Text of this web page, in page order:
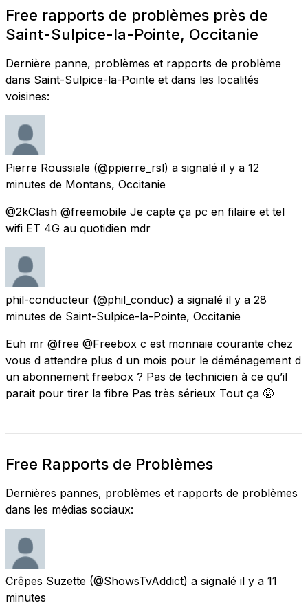
Free rapports de problèmes près de
Saint-Sulpice-la-Pointe, Occitanie
Dernière panne, problèmes et rapports de problème
dans Saint-Sulpice-la-Pointe et dans les localités
voisines:
Pierre Roussiale (@ppierre_rsl) a signalé il y a 12
minutes de Montans, Occitanie
@2kClash @freemobile Je capte ça pc en filaire et tel
wifi ET 4G au quotidien mdr
phil-conducteur (@phil_conduc) a signalé il y a 28
minutes de Saint-Sulpice-la-Pointe, Occitanie
Euh mr @free @Freebox c est monnaie courante chez
vous d attendre plus d un mois pour le déménagement d
un abonnement freebox ? Pas de technicien à ce qu’il
parait pour tirer la fibre Pas très sérieux Tout ça 🤬
Free Rapports de Problèmes
Dernières pannes, problèmes et rapports de problèmes
dans les médias sociaux:
Crêpes Suzette (@ShowsTvAddict) a signalé il y a 11
minutes